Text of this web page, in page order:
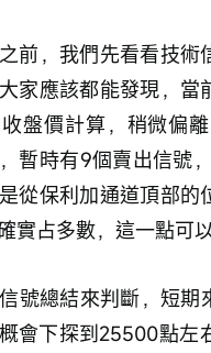
前，我們先看看技
家應該都能發現，
盤價計算，稍微偏
暫時有9個賣出信號
從保利加通道頂部
實占多數，這一點可
號總結來判斷，短
會下探到25500點左